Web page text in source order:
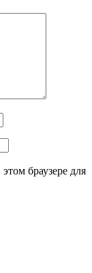
браузере для